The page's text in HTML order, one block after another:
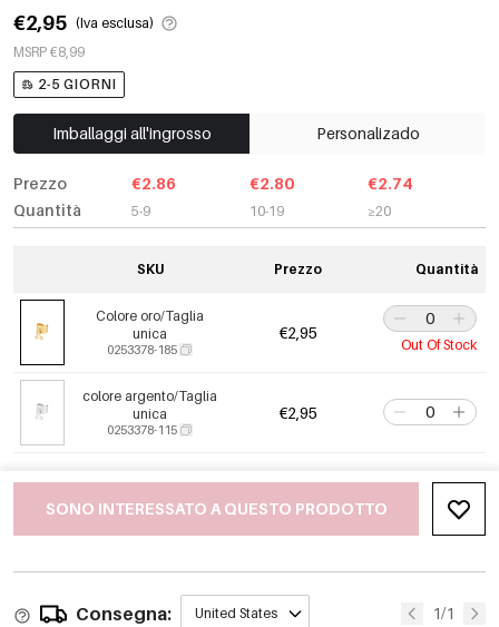
€2,95 (Iva esclusa)
MSRP €8,99
2-5 GIORNI
Imballaggi all'ingrosso Personalizado
Prezzo
Quantità
€2.86
5-9
€2.80
10-19
€2.74
≥20
SKU Prezzo Quantità
Colore oro/Taglia
unica
0253378-185
€2,95
Out Of Stock
colore argento/Taglia
unica
0253378-115
€2,95
SONO INTERESSATO A QUESTO PRODOTTO
Consegna: United States 1/1